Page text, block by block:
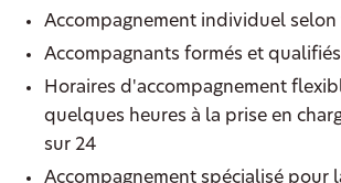
Accompagnement individuel selon
Accompagnants formés et qualifiés
Horaires d'accompagnement
quelques heures à la prise en
sur 24
Accompagnement spécialisé pour